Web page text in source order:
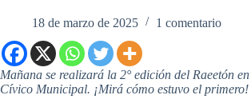
18 de marzo de 2025 1 comentario
Mañana se realizará la 2° edición del Raeetón
Cívico Municipal. ¡Mirá cómo estuvo el primero!